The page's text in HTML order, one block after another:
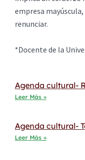
empresa
renunciar.
*Docente de la
Agenda cultural-
Leer Más »
Agenda cultural-
Leer Más »